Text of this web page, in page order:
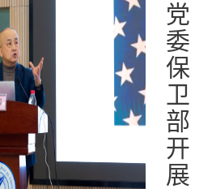
党
委
保
卫
部
开
展